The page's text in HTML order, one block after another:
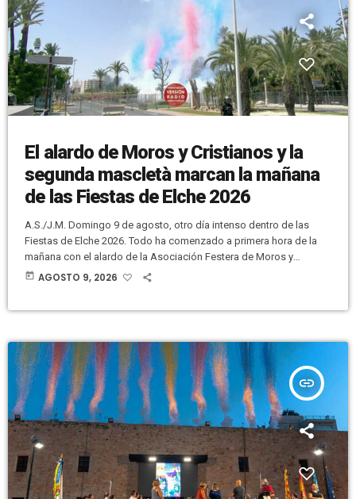
El alardo de Moros y Cristianos y la
segunda mascletà marcan la mañana
de las Fiestas de Elche 2026
A.S./J.M. Domingo 9 de agosto, otro día intenso dentro de las
Fiestas de Elche 2026. Todo ha comenzado a primera hora de la
mañana con el alardo de la Asociación Festera de Moros y
Cristianos de Elche. El sonido de la pólvora se ha escuchado en
today AGOSTO 9, 2026
insert_link